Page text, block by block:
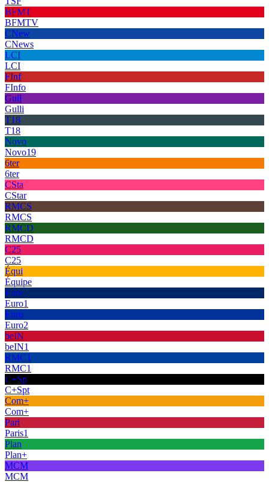
BFMT
BFMTV
CNew
CNews
LCI
LCI
FInf
FInfo
Gull
Gulli
T18
T18
Novo
Novo19
6ter
6ter
CSta
CStar
RMCS
RMCS
RMCD
RMCD
C25
C25
Équi
Équipe
Euro
Euro1
Euro
Euro2
beIN
beIN1
RMC1
RMC1
C+Sp
C+Spt
Com+
Com+
Pari
Paris1
Plan
Plan+
MCM
MCM